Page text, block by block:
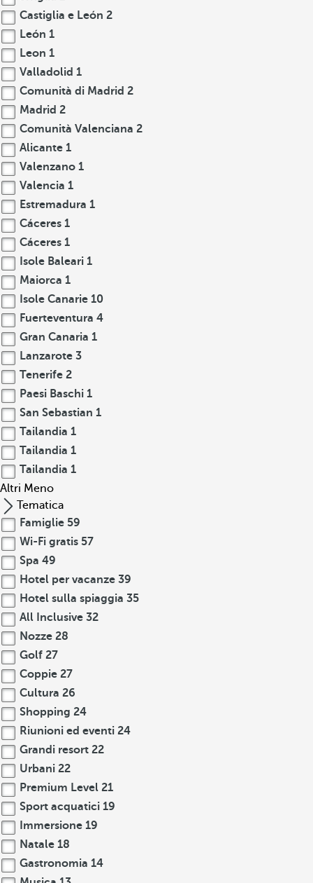
Castiglia e León 2
León 1
Leon 1
Valladolid 1
Comunità di Madrid 2
Madrid 2
Comunità Valenciana 2
Alicante 1
Valenzano 1
Valencia 1
Estremadura 1
Cáceres 1
Cáceres 1
Isole Baleari 1
Maiorca 1
Isole Canarie 10
Fuerteventura 4
Gran Canaria 1
Lanzarote 3
Tenerife 2
Paesi Baschi 1
San Sebastian 1
Tailandia 1
Tailandia 1
Tailandia 1
Altri Meno
Tematica
Famiglie 59
Wi-Fi gratis 57
Spa 49
Hotel per vacanze 39
Hotel sulla spiaggia 35
All Inclusive 32
Nozze 28
Golf 27
Coppie 27
Cultura 26
Shopping 24
Riunioni ed eventi 24
Grandi resort 22
Urbani 22
Premium Level 21
Sport acquatici 19
Immersione 19
Natale 18
Gastronomia 14